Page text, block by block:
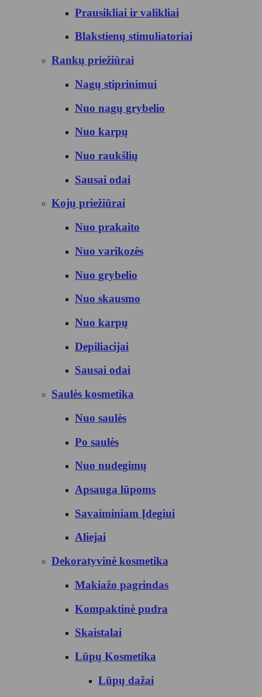
Prausikliai ir valikliai
Blakstienų stimuliatoriai
Rankų priežiūrai
Nagų stiprinimui
Nuo nagų grybelio
Nuo karpų
Nuo raukšlių
Sausai odai
Kojų priežiūrai
Nuo prakaito
Nuo varikozės
Nuo grybelio
Nuo skausmo
Nuo karpų
Depiliacijai
Sausai odai
Saulės kosmetika
Nuo saulės
Po saulės
Nuo nudegimų
Apsauga lūpoms
Savaiminiam Įdegiui
Aliejai
Dekoratyvinė kosmetika
Makiažo pagrindas
Kompaktinė pudra
Skaistalai
Lūpų Kosmetika
Lūpų dažai